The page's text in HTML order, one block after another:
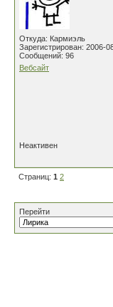
Откуда: Кармиэль
Зарегистрирован: 2006-
Сообщений: 96
Вебсайт
Неактивен
Страниц: 1 2
Перейти